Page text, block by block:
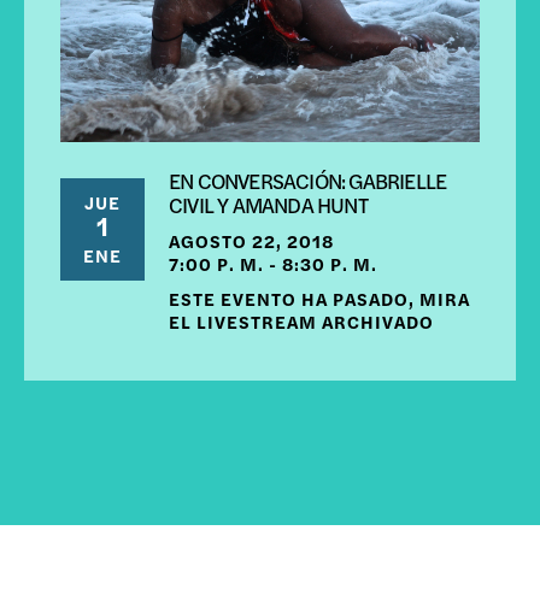
JUE
1
ENE
EN CONVERSACIÓN: GABRIELLE
CIVIL Y AMANDA HUNT
AGOSTO 22, 2018
7:00 P. M. - 8:30 P. M.
ESTE EVENTO HA PASADO, MIRA
EL LIVESTREAM ARCHIVADO